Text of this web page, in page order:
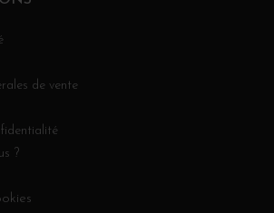
de vente
?